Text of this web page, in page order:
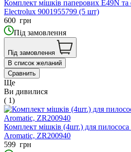
Комплект мішків паперових E49N та
Electrolux 9001955799 (5 шт)
600 грн
Під замовлення
Під замовлення
В список желаний
Сравнить
Ще
Ви дивилися
( 1)
Комплект мішків (4шт.) для
Aromatic, ZR200940
599 грн